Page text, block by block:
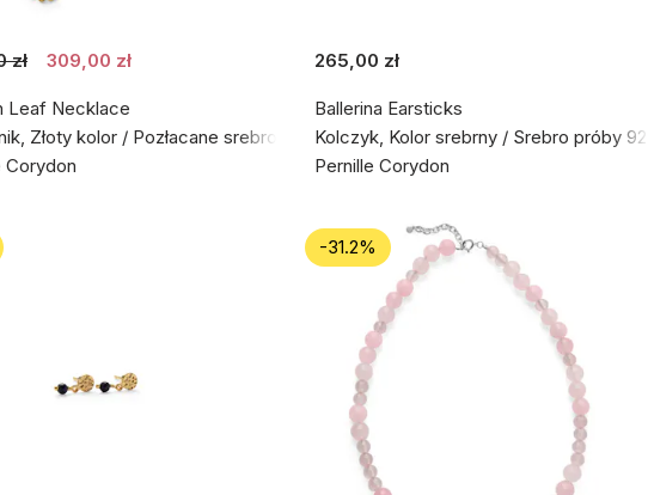
zł 309,00 zł
Leaf Necklace
Złoty kolor / Pozłacane srebro próby 925
Corydon
265,00 zł
Ballerina Earsticks
Kolczyk, Kolor srebrny / Srebro próby 925
Pernille Corydon
-31.2%